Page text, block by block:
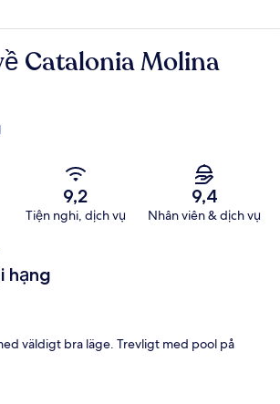
Catalonia Molina
9,2
Tiện nghi, dịch vụ
9,4
Nhân viên & dịch vụ
hạng
väldigt bra läge. Trevligt med pool på